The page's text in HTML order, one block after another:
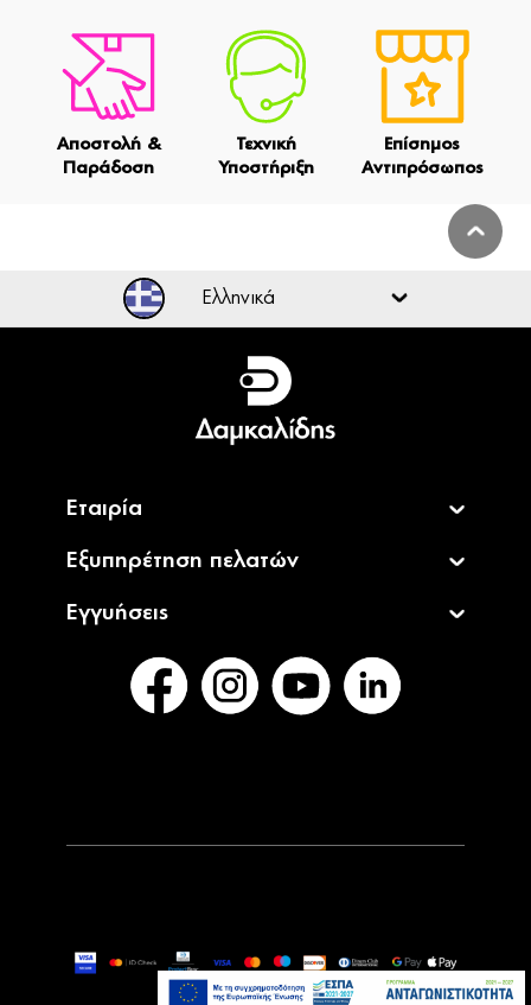
Αποστολή &
Παράδοση
Τεχνική
Υποστήριξη
Επίσημος
Αντιπρόσωπος
449,00€ 499,00€
Ελληνικά
Ελληνικά
English
Εταιρία
Εξυπηρέτηση πελατών
Εγγυήσεις